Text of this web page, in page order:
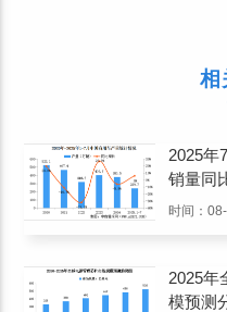
相
2025年
销量同
时间：
2025年
模预测